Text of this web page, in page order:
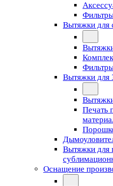
Вытяжки для
Вытяжки для
Печать
Вытяжки для
Оснащение